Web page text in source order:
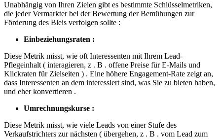
Unabhängig von Ihren Zielen gibt es bestimmte Schlüsselmetriken,
die jeder Vermarkter bei der Bewertung der Bemühungen zur
Förderung des Bleis verfolgen sollte :
Einbeziehungsraten :
Diese Metrik misst, wie oft Interessenten mit Ihrem Lead-
Pflegeinhalt ( interagieren, z . B . offene Preise für E-Mails und
Klickraten für Zielseiten ) . Eine höhere Engagement-Rate zeigt an,
dass Interessenten an dem interessiert sind, was Sie zu bieten haben,
und eher konvertieren .
Umrechnungskurse :
Diese Metrik misst, wie viele Leads von einer Stufe des
Verkaufstrichters zur nächsten ( übergehen, z . B . vom Lead zum